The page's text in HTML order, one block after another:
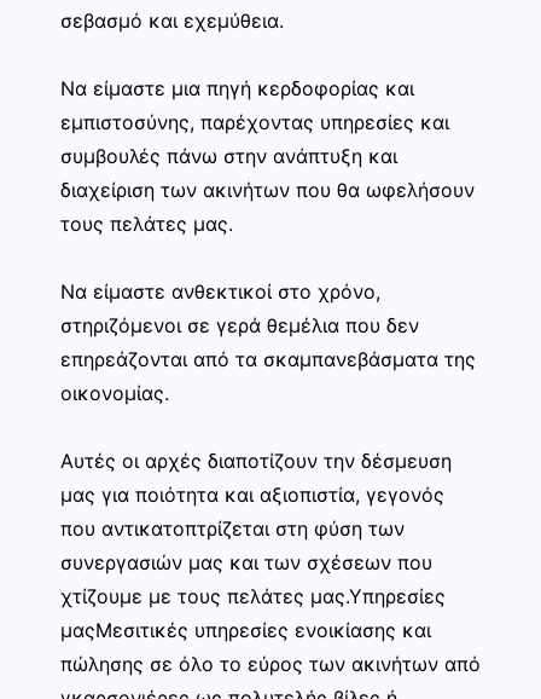
σεβασμό και εχεμύθεια.
Να είμαστε μια πηγή κερδοφορίας και
εμπιστοσύνης, παρέχοντας υπηρεσίες και
συμβουλές πάνω στην ανάπτυξη και
διαχείριση των ακινήτων που θα ωφελήσουν
τους πελάτες μας.
Να είμαστε ανθεκτικοί στο χρόνο,
στηριζόμενοι σε γερά θεμέλια που δεν
επηρεάζονται από τα σκαμπανεβάσματα της
οικονομίας.
Αυτές οι αρχές διαποτίζουν την δέσμευση
μας για ποιότητα και αξιοπιστία, γεγονός
που αντικατοπτρίζεται στη φύση των
συνεργασιών μας και των σχέσεων που
χτίζουμε με τους πελάτες μας.Υπηρεσίες
μαςΜεσιτικές υπηρεσίες ενοικίασης και
πώλησης σε όλο το εύρος των ακινήτων από